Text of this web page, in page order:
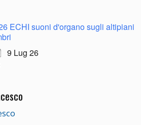
ECHI suoni d'organo sugli altipiani
9 Lug 26